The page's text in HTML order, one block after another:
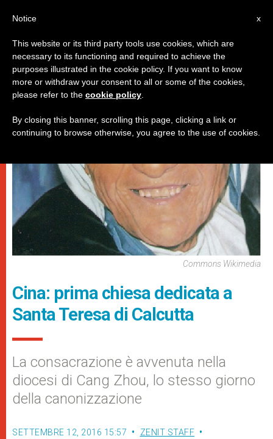
ESCATOLOGIA E CAUSE DEI SANTI
Commons Wikimedia
Cina: prima chiesa dedicata a
Santa Teresa di Calcutta
La consacrazione è avvenuta nella
diocesi di Cang Zhou, lo stesso giorno
della canonizzazione
SETTEMBRE 12, 2016 15:57
ZENIT STAFF
x
Notice
This website or its third party tools use cookies, which are
necessary to its functioning and required to achieve the
purposes illustrated in the cookie policy. If you want to know
more or withdraw your consent to all or some of the cookies,
please refer to the cookie policy
By closing this banner, scrolling this page, clicking a link or
continuing to browse otherwise, you agree to the use of cookies.